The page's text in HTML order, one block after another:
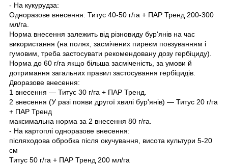
- На кукурудза:
Одноразове внесення: Титус 40-50 г/га + ПАР Тренд 200-300
мл/га.
Норма внесення залежить від різновиду бур'янів на час
використання (на полях, засмічених пиреєм повзуванням і
гумовим, треба застосувати рекомендовану дозу гербіциду).
Норма до 60 г/га якщо більша засміченість, за умови й
дотримання загальних правил застосування гербіцидів.
Дворазове внесення:
1 внесення — Титус 30 г/га + ПАР Тренд.
2 внесення (У разі появи другої хвилі бур'янів) — Титус 20 г/га
+ ПАР Тренд
максимальна норма за 2 внесення 80 г/га.
- На картоплі одноразове внесення:
післяходова обробка після окучування, висота культури 5-20
см
Титус 50 г/га + ПАР Тренд 200 мл/га